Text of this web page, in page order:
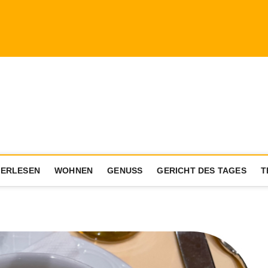
ERLESEN WOHNEN GENUSS GERICHT DES TAGES